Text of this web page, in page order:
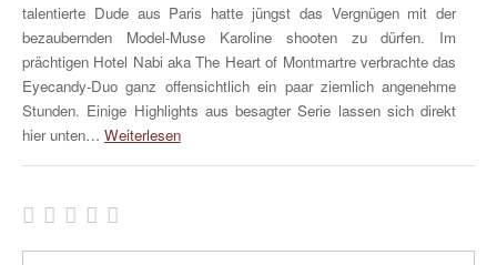
talentierte Dude aus Paris hatte jüngst das Vergnügen mit der
bezaubernden Model-Muse Karoline shooten zu dürfen. Im
prächtigen Hotel Nabi aka The Heart of Montmartre verbrachte das
Eyecandy-Duo ganz offensichtlich ein paar ziemlich angenehme
Stunden. Einige Highlights aus besagter Serie lassen sich direkt
hier unten… Weiterlesen